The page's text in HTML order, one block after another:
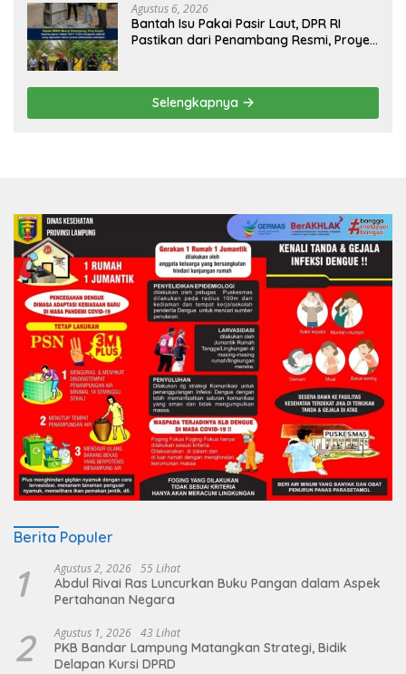
Agustus 6, 2026
Bantah Isu Pakai Pasir Laut, DPR RI
Pastikan dari Penambang Resmi, Proyek
Selengkapnya
Berita Populer
1 Agustus 2, 2026 55 Lihat
Abdul Rivai Ras Luncurkan Buku Pangan dalam Aspek
Pertahanan Negara
2 Agustus 1, 2026 43 Lihat
PKB Bandar Lampung Matangkan Strategi, Bidik
Delapan Kursi DPRD